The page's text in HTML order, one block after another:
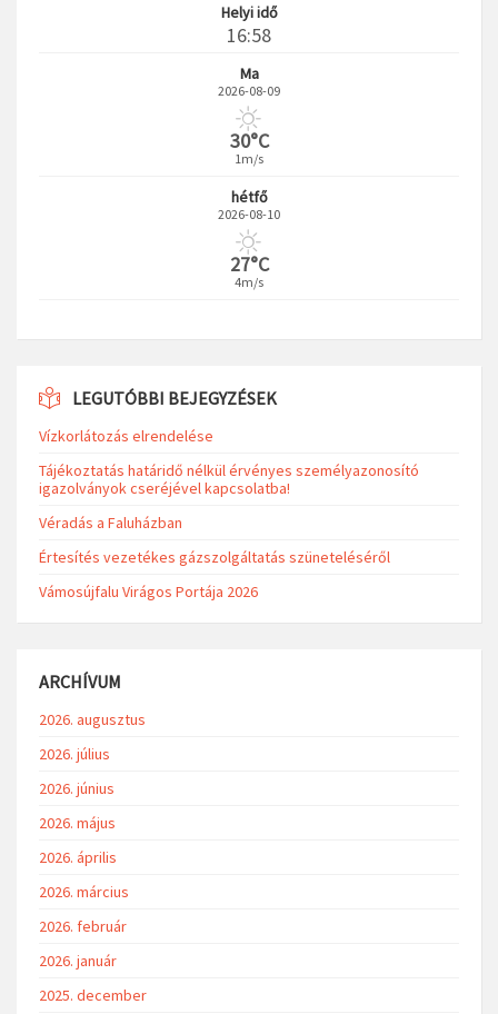
Helyi idő
16:58
Ma
2026-08-09
30°C
1m/s
hétfő
2026-08-10
27°C
4m/s
LEGUTÓBBI BEJEGYZÉSEK
Vízkorlátozás elrendelése
Tájékoztatás határidő nélkül érvényes személyazonosító
igazolványok cseréjével kapcsolatba!
Véradás a Faluházban
Értesítés vezetékes gázszolgáltatás szüneteléséről
Vámosújfalu Virágos Portája 2026
ARCHÍVUM
2026. augusztus
2026. július
2026. június
2026. május
2026. április
2026. március
2026. február
2026. január
2025. december